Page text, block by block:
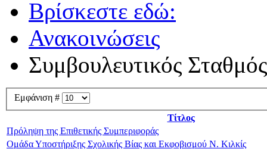
Βρίσκεστε εδώ:
Ανακοινώσεις
Συμβουλευτικός
Εμφάνιση #
Τίτλος
Πρόληψη της Επιθετικής Συμπεριφοράς
Ομάδα Υποστήριξης Σχολικής Βίας και Εκφοβισμού Ν. Κιλκίς